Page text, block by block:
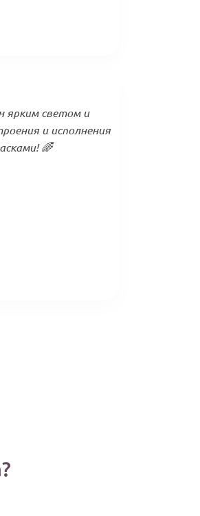
ярким светом и
и исполнения
🌈